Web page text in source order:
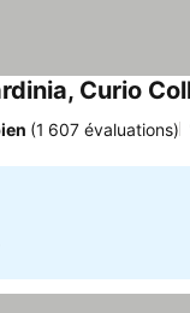
Curio
(1 607 évaluations)